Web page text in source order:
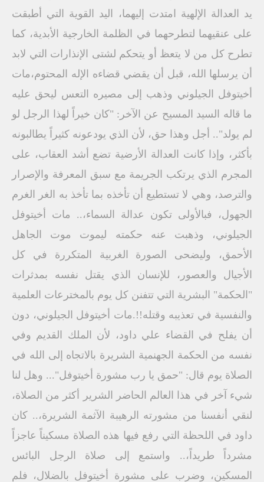
يد العدالة الإلهية امتدت إليهما، اليد القوية التي أطبقت
على عنقيهما لتطرحهما في الظلمة الخارجية الأبدية، كما
تطرح كل من لا يتعظ أو يتحكم لشتى الإنذارات التي لابد
أن يرسلها الله، قبل أن يقضي قضاءه الإله المحتوم،مات
أخيتوفل الجيلوني وذهب إلى مصيره التعس ليحق عليه
ما قاله السيد المسيح عن الآخر: "كان خيراً لهذا الرجل لو
لم يولد".. أجل وهذا حق، لأن الذي يودعونه كثيراً يطالبونه
بأكثر، وإذا كانت العدالة الأرضية تضع أشد العقاب، على
المجرم الذي يرتكب الجريمة مع سبق المعرفة والإصرار
والترصد، وهي لا تستطيع أن تأخذه بما تأخذ به الغر الغرم
الجهول، فبالأولى تكون عدالة السماء،.. مات أخيتوفل
الجيلوني، وذهبت عنه حكمته ليموت موت الجاهل
الأحمق، وليضحى الصورة الغربية المتكررة في كل
الأجيال والعصور، للإنسان الذي يقتل نفسه بمدثرات
"الحكمة" البشرية التي تتفنن كل يوم بالمخترعات العلمية
والنفسية في تعذيبه وقتله!!.مات أخيتوفل الجيلوني، دون
أن يفلح في القضاء علي داود، لأن الملك القديم وفي
نفسه من الحكمة الجهنمية الشريرة بالاتجاه إلى الله في
الصلاة يوم قال: "حمق يا رب مشورة أخيتوفل"... وهل لنا
شيء آخر في هذا العالم الحاضر الشرير أكثر من الصلاة،
لنقي أنفسنا من مشورته الرهيبة الآثمة الشريرة،.. كان
داود في اللحظة التي رفع فيها هذه الصلاة مسكيناً عاجزاً
مشرداً طريداً،.. واستمع إلى صلاة الرجل البائس
المسكين، وضرب على مشورة أخيتوفل بالضلال، فلم